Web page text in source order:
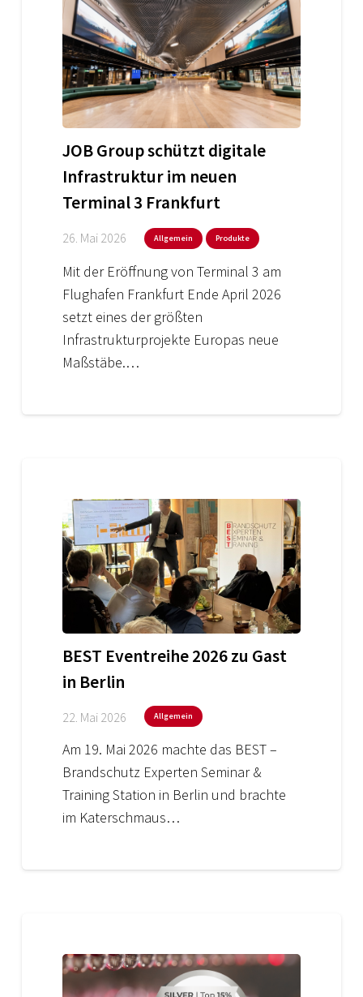
JOB Group schützt digitale
Infrastruktur im neuen
Terminal 3 Frankfurt
26. Mai 2026 Allgemein Produkte
Mit der Eröffnung von Terminal 3 am
Flughafen Frankfurt Ende April 2026
setzt eines der größten
Infrastrukturprojekte Europas neue
Maßstäbe.…
BEST Eventreihe 2026 zu Gast
in Berlin
22. Mai 2026 Allgemein
Am 19. Mai 2026 machte das BEST –
Brandschutz Experten Seminar &
Training Station in Berlin und brachte
im Katerschmaus…